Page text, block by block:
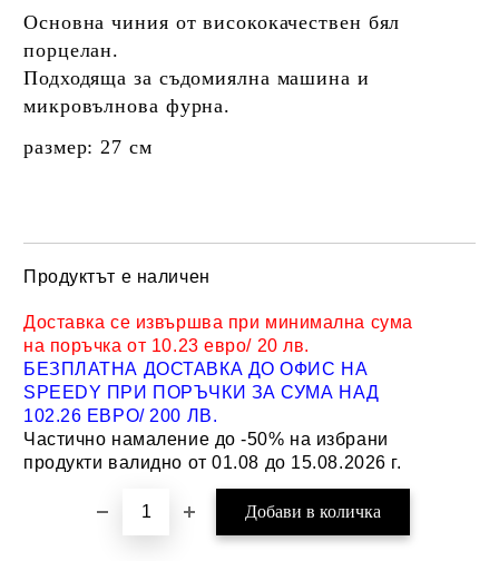
Основна чиния от висококачествен бял
порцелан.
Подходяща за съдомиялна машина и
микровълнова фурна.
размер: 27 см
Продуктът е наличен
Доставка се извършва при минимална сума
на поръчка от 10.23 евро/ 20 лв.
БЕЗПЛАТНА ДОСТАВКА ДО ОФИС НА
SPEEDY ПРИ ПОРЪЧКИ ЗА СУМА НАД
102.26 ЕВРО/ 200 ЛВ.
Частично намаление до -50% на избрани
продукти валидно от 01.08 до 15.08.2026 г.